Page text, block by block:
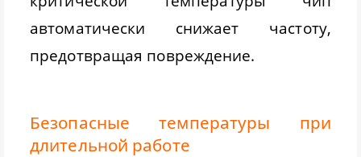
автоматически снижает частоту,
предотвращая повреждение.
Безопасные температуры при
длительной работе